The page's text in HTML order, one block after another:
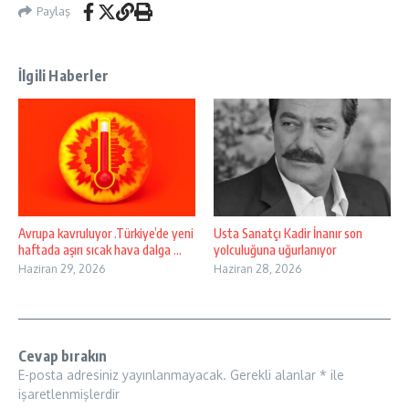
Paylaş
İlgili Haberler
Avrupa kavruluyor .Türkiye’de yeni
haftada aşırı sıcak hava dalga ...
Haziran 29, 2026
Usta Sanatçı Kadir İnanır son
yolculuğuna uğurlanıyor
Haziran 28, 2026
Cevap bırakın
E-posta adresiniz yayınlanmayacak. Gerekli alanlar * ile
işaretlenmişlerdir